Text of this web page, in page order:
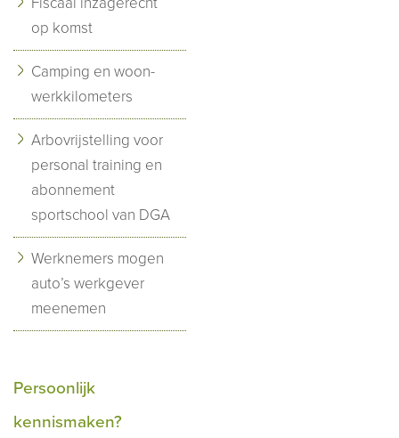
op komst
Camping en woon-
werkkilometers
Arbovrijstelling voor
personal training en
abonnement
sportschool van DGA
Werknemers mogen
auto’s werkgever
meenemen
Persoonlijk
kennismaken?